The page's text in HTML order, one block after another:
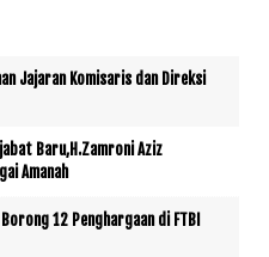
Jajaran Komisaris dan Direksi
Baru,H.Zamroni Aziz
Amanah
12 Penghargaan di FTBI